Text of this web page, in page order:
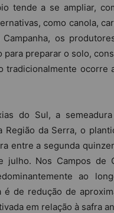
tende a se ampliar,
como canola,
Campanha, os
para preparar o solo,
tradicionalmente ocorre
do Sul, a
Região da Serra, o
entre a segunda
julho. Nos Campos de
ao
é de redução de
em relação à safra